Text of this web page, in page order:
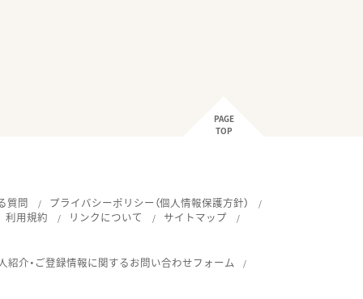
PAGE
TOP
質問
プライバシーポリシー（個人情報保護方針）
利用規約 リンクについて
サイトマップ
紹介・ご登録情報に関するお問い合わせフォーム